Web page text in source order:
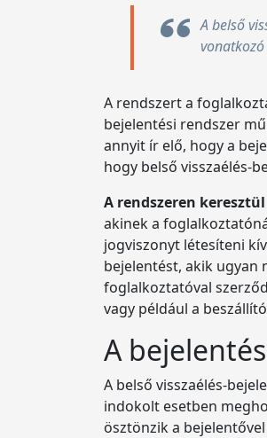
A belső
A rendszert a
bejelentési rendszer
annyit ír elő, hogy a
hogy belső visszaélés-
A rendszeren
akinek a
jogviszonyt létesíteni
bejelentést, akik ugyan
foglalkoztatóval
vagy például a
A
A belső visszaélés-
indokolt esetben
ösztönzik a